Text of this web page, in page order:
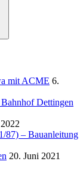
mit ACME 6.
Dettingen
87) – Bauanleitung
20. Juni 2021